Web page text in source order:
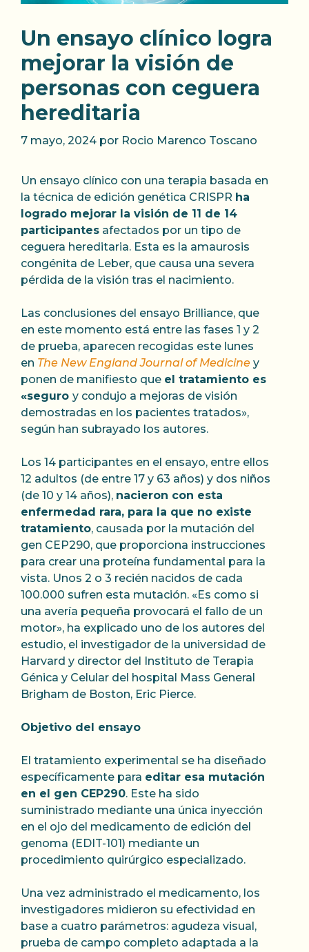
Un ensayo clínico logra
mejorar la visión de
personas con ceguera
hereditaria
7 mayo, 2024 por Rocio Marenco Toscano
Un ensayo clínico con una terapia basada en
la técnica de edición genética CRISPR ha
logrado mejorar la visión de 11 de 14
participantes afectados por un tipo de
ceguera hereditaria. Esta es la amaurosis
congénita de Leber, que causa una severa
pérdida de la visión tras el nacimiento.
Las conclusiones del ensayo Brilliance, que
en este momento está entre las fases 1 y 2
de prueba, aparecen recogidas este lunes
en The New England Journal of Medicine y
ponen de manifiesto que el tratamiento es
«seguro y condujo a mejoras de visión
demostradas en los pacientes tratados»,
según han subrayado los autores.
Los 14 participantes en el ensayo, entre ellos
12 adultos (de entre 17 y 63 años) y dos niños
(de 10 y 14 años), nacieron con esta
enfermedad rara, para la que no existe
tratamiento, causada por la mutación del
gen CEP290, que proporciona instrucciones
para crear una proteína fundamental para la
vista. Unos 2 o 3 recién nacidos de cada
100.000 sufren esta mutación. «Es como si
una avería pequeña provocará el fallo de un
motor», ha explicado uno de los autores del
estudio, el investigador de la universidad de
Harvard y director del Instituto de Terapia
Génica y Celular del hospital Mass General
Brigham de Boston, Eric Pierce.
Objetivo del ensayo
El tratamiento experimental se ha diseñado
específicamente para editar esa mutación
en el gen CEP290. Este ha sido
suministrado mediante una única inyección
en el ojo del medicamento de edición del
genoma (EDIT-101) mediante un
procedimiento quirúrgico especializado.
Una vez administrado el medicamento, los
investigadores midieron su efectividad en
base a cuatro parámetros: agudeza visual,
prueba de campo completo adaptada a la